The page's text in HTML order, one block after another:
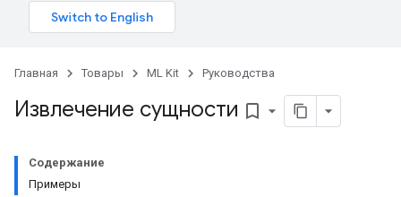
Главная Товары ML Kit Руководства
Извлечение сущности bookmark_border
Содержание
Примеры